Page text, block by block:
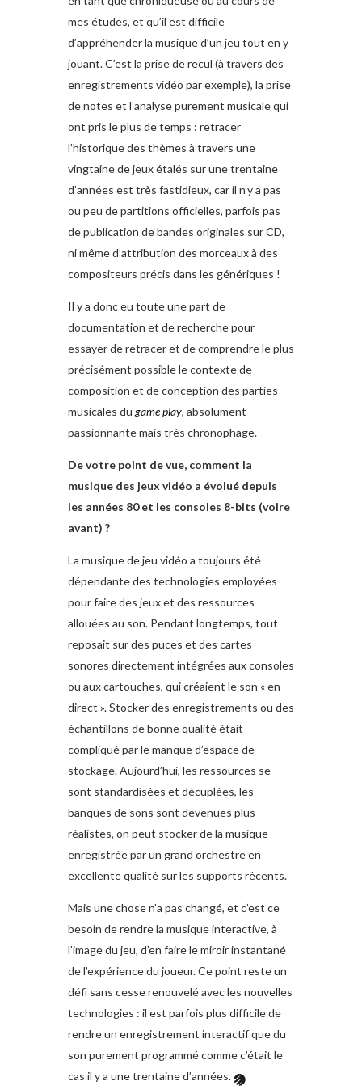
mes études, et qu’il est difficile
d’appréhender la musique d’un jeu tout en y
jouant. C’est la prise de recul (à travers des
enregistrements vidéo par exemple), la prise
de notes et l’analyse purement musicale qui
ont pris le plus de temps : retracer
l’historique des thèmes à travers une
vingtaine de jeux étalés sur une trentaine
d’années est très fastidieux, car il n’y a pas
ou peu de partitions officielles, parfois pas
de publication de bandes originales sur CD,
ni même d’attribution des morceaux à des
compositeurs précis dans les génériques !
Il y a donc eu toute une part de
documentation et de recherche pour
essayer de retracer et de comprendre le plus
précisément possible le contexte de
composition et de conception des parties
musicales du game play, absolument
passionnante mais très chronophage.
De votre point de vue, comment la
musique des jeux vidéo a évolué depuis
les années 80 et les consoles 8-bits (voire
avant) ?
La musique de jeu vidéo a toujours été
dépendante des technologies employées
pour faire des jeux et des ressources
allouées au son. Pendant longtemps, tout
reposait sur des puces et des cartes
sonores directement intégrées aux consoles
ou aux cartouches, qui créaient le son « en
direct ». Stocker des enregistrements ou des
échantillons de bonne qualité était
compliqué par le manque d’espace de
stockage. Aujourd’hui, les ressources se
sont standardisées et décuplées, les
banques de sons sont devenues plus
réalistes, on peut stocker de la musique
enregistrée par un grand orchestre en
excellente qualité sur les supports récents.
Mais une chose n’a pas changé, et c’est ce
besoin de rendre la musique interactive, à
l’image du jeu, d’en faire le miroir instantané
de l’expérience du joueur. Ce point reste un
défi sans cesse renouvelé avec les nouvelles
technologies : il est parfois plus difficile de
rendre un enregistrement interactif que du
son purement programmé comme c’était le
cas il y a une trentaine d’années.